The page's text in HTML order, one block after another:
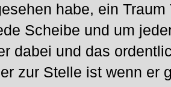
habe, ein
Scheibe und um
dabei und das
zur Stelle ist wenn er